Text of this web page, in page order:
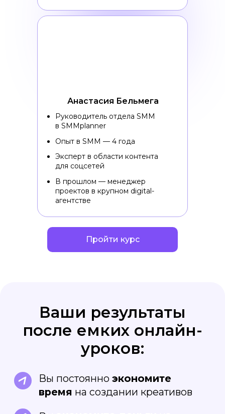
Анастасия Бельмега
Руководитель отдела SMM
в SMMplanner
Опыт в SMM — 4 года
Эксперт в области контента
для соцсетей
В прошлом — менеджер
проектов в крупном digital-
агентстве
Пройти курс